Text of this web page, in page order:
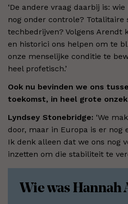
‘De andere vraag daarbij is:
nog onder controle? Totalitaire
techbedrijven? Volgens Arendt
en historici ons helpen om te
onze menselijke conditie te
heel profetisch.’
Ook nu bevinden we ons
toekomst, in heel grote
Lyndsey Stonebridge: ‘We
door, maar in Europa is er nog
Ik denk alleen dat we ons nog
inzetten om die stabiliteit te
Wie was Hannah